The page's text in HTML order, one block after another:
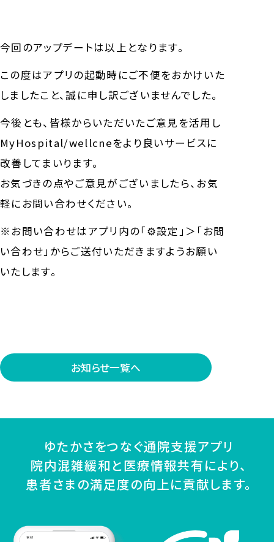
今回のアップデートは以上となります。
この度はアプリの起動時にご不便をおかけいた
しましたこと、誠に申し訳ございませんでした。
今後とも、皆様からいただいたご意見を活用し
MyHospital/wellcneをより良いサービスに
改善してまいります。
お気づきの点やご意見がございましたら、お気
軽にお問い合わせください。
※お問い合わせはアプリ内の「⚙設定」＞「お問
い合わせ」からご送付いただきますようお願い
いたします。
お知らせ一覧へ
ゆたかさをつなぐ通院支援アプリ
院内混雑緩和と医療情報共有により、
患者さまの満足度の向上に貢献します。